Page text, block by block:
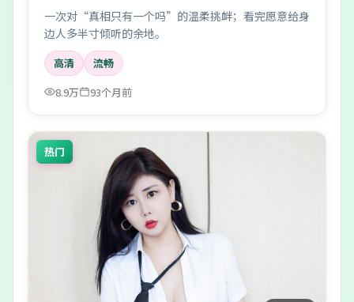
一次对“真相只有一个吗”的温柔挑衅；看完愿意给身
边人多半寸倾听的余地。
高清
流畅
8.9万
93个月前
热门